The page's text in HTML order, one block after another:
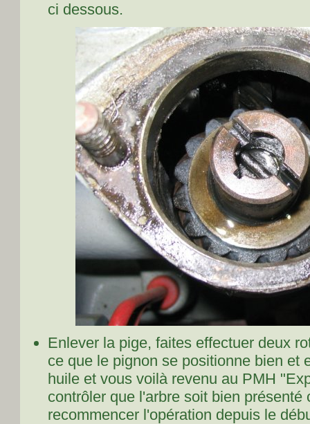
ci dessous.
Enlever la pige, faites effectuer deux
ce que le pignon se positionne bien et
huile et vous voilà revenu au PMH
contrôler que l'arbre soit bien
recommencer l'opération depuis le